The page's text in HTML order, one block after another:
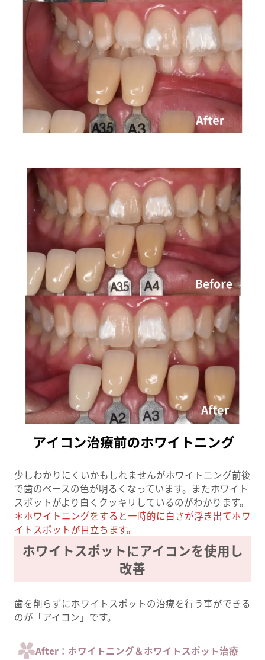
少しわかりにくいかもしれませんがホワイトニング前後
で歯のベースの色が明るくなっています。またホワイト
スポットがより白くクッキリしているのがわかります。
＊ホワイトニングをすると一時的に白さが浮き出てホワ
イトスポットが目立ちます。
ホワイトスポットにアイコンを使用し
改善
歯を削らずにホワイトスポットの治療を行う事ができる
のが「アイコン」です。
After：ホワイトニング＆ホワイトスポット治療